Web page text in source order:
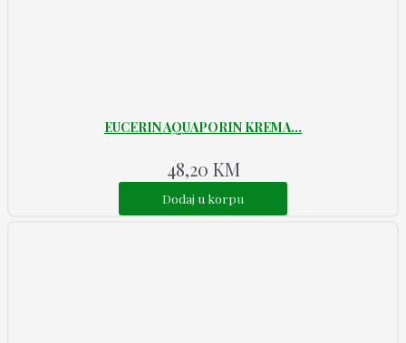
EUCERIN AQUAPORIN KREMA...
48,20 KM
Dodaj u korpu